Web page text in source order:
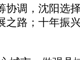
调，沈阳选
之路；十年振